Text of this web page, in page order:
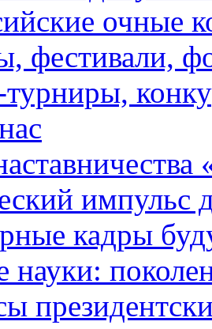
очные
фестивали,
импульс
кадры
науки: